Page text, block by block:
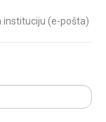
instituciju (e-pošta)